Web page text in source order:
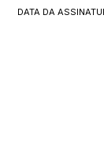
DATA DA